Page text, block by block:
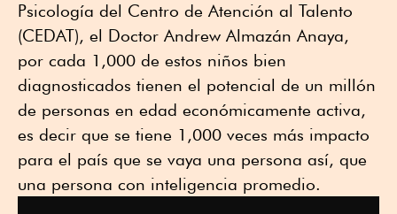
Psicología del Centro de Atención al Talento
(CEDAT), el Doctor Andrew Almazán Anaya,
por cada 1,000 de estos niños bien
diagnosticados tienen el potencial de un millón
de personas en edad económicamente activa,
es decir que se tiene 1,000 veces más impacto
para el país que se vaya una persona así, que
una persona con inteligencia promedio.